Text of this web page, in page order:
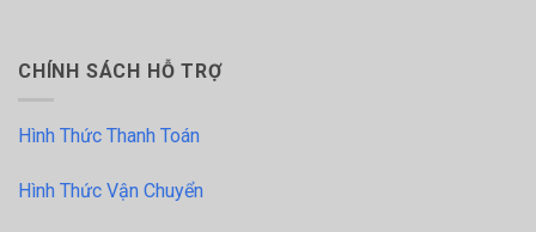
CHÍNH SÁCH HỖ TRỢ
Hình Thức Thanh Toán
Hình Thức Vận Chuyển